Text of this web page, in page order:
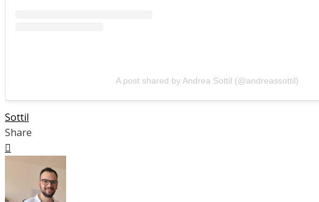
A post shared by Andrea Sottil (@andreassottil)
Sottil
Share
Facebook
Twitter
LinkedIn
Pinterest